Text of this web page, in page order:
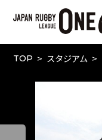
TOP スタジアム